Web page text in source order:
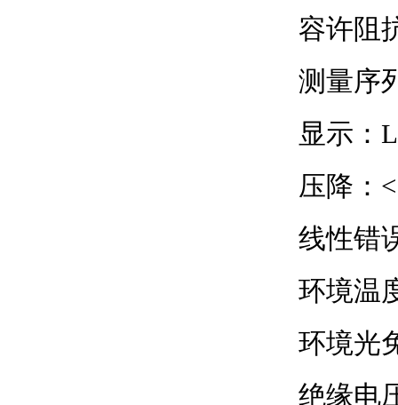
容许阻
测量序
显示：
压降：
线性错
环境温
环境光
绝缘电